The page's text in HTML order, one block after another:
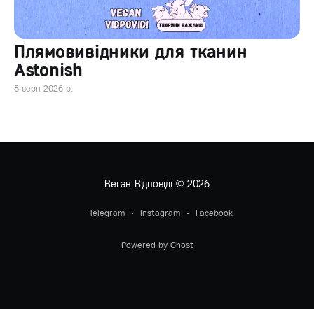
Плямовивідники для тканин
Astonish
8 серп 2026 р.
Веган Відповіді© 2026
Telegram Instagram Facebook
Powered by Ghost